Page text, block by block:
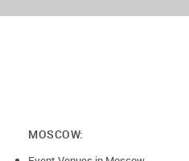
MOSCOW: